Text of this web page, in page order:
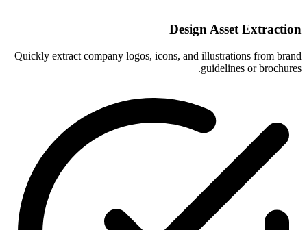
Design Asset Extraction
Quickly extract company logos, icons, and illustrations from brand
guidelines or brochures.